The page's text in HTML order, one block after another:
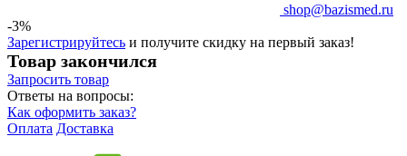
shop@bazismed.ru
-3%
Зарегистрируйтесь и получите скидку на первый заказ!
Товар закончился
Запросить товар
Ответы на вопросы:
Как оформить заказ?
Оплата Доставка